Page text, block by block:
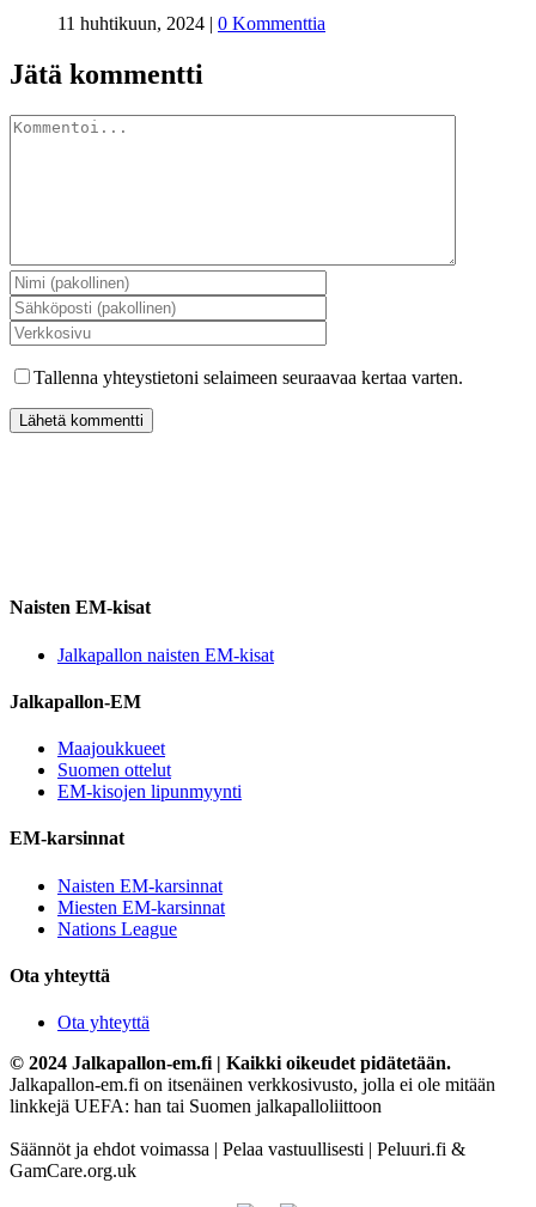
11 huhtikuun, 2024 | 0 Kommenttia
Jätä kommentti
Kommentti
Tallenna yhteystietoni selaimeen seuraavaa kertaa varten.
Naisten EM-kisat
Jalkapallon naisten EM-kisat
Jalkapallon-EM
Maajoukkueet
Suomen ottelut
EM-kisojen lipunmyynti
EM-karsinnat
Naisten EM-karsinnat
Miesten EM-karsinnat
Nations League
Ota yhteyttä
Ota yhteyttä
© 2024 Jalkapallon-em.fi | Kaikki oikeudet pidätetään.
Jalkapallon-em.fi on itsenäinen verkkosivusto, jolla ei ole mitään
linkkejä UEFA: han tai Suomen jalkapalloliittoon
Säännöt ja ehdot voimassa | Pelaa vastuullisesti | Peluuri.fi &
GamCare.org.uk